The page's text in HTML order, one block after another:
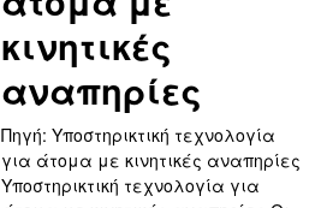
κινητικές
αναπηρίες
Πηγή: Υποστηρικτική τεχνολογία
για άτομα με κινητικές αναπηρίες
Υποστηρικτική τεχνολογία για